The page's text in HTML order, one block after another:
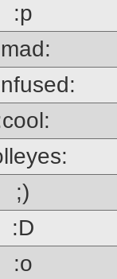
:p
;)
:D
:o